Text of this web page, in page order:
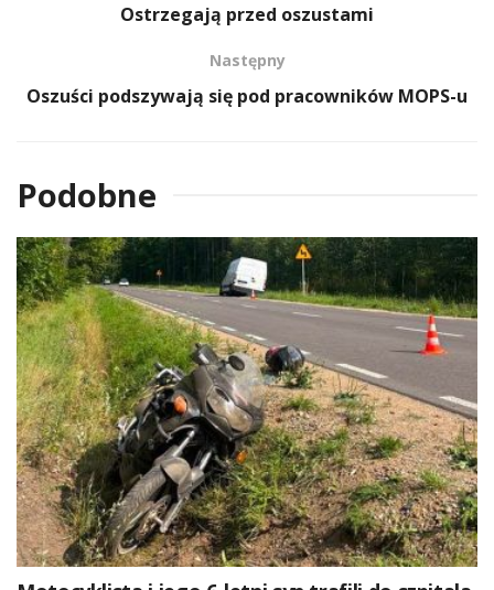
Ostrzegają przed oszustami
Następny
Oszuści podszywają się pod pracowników MOPS-u
Podobne